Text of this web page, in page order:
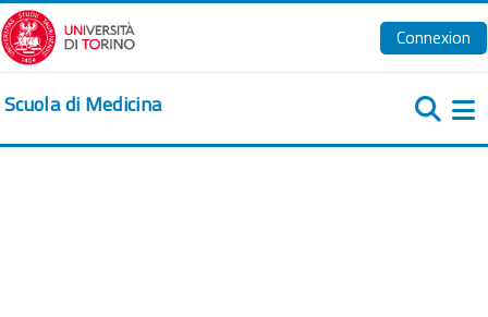
Passer au contenu principal
Connexion
Scuola di Medicina